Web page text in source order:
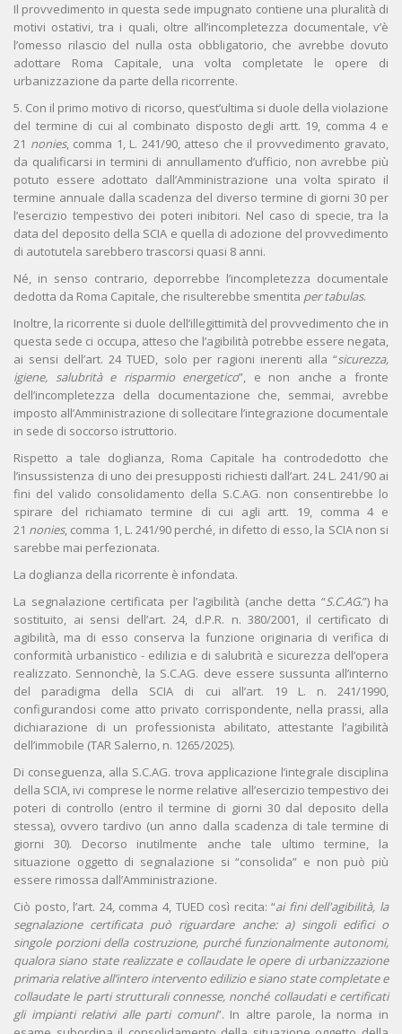
Il provvedimento in questa sede impugnato contiene una pluralità di
motivi ostativi, tra i quali, oltre all’incompletezza documentale, v’è
l’omesso rilascio del nulla osta obbligatorio, che avrebbe dovuto
adottare Roma Capitale, una volta completate le opere di
urbanizzazione da parte della ricorrente.
5. Con il primo motivo di ricorso, quest’ultima si duole della violazione
del termine di cui al combinato disposto degli artt. 19, comma 4 e
21 nonies, comma 1, L. 241/90, atteso che il provvedimento gravato,
da qualificarsi in termini di annullamento d’ufficio, non avrebbe più
potuto essere adottato dall’Amministrazione una volta spirato il
termine annuale dalla scadenza del diverso termine di giorni 30 per
l’esercizio tempestivo dei poteri inibitori. Nel caso di specie, tra la
data del deposito della SCIA e quella di adozione del provvedimento
di autotutela sarebbero trascorsi quasi 8 anni.
Né, in senso contrario, deporrebbe l’incompletezza documentale
dedotta da Roma Capitale, che risulterebbe smentita per tabulas.
Inoltre, la ricorrente si duole dell’illegittimità del provvedimento che in
questa sede ci occupa, atteso che l’agibilità potrebbe essere negata,
ai sensi dell’art. 24 TUED, solo per ragioni inerenti alla “sicurezza,
igiene, salubrità e risparmio energetico”, e non anche a fronte
dell’incompletezza della documentazione che, semmai, avrebbe
imposto all’Amministrazione di sollecitare l’integrazione documentale
in sede di soccorso istruttorio.
Rispetto a tale doglianza, Roma Capitale ha controdedotto che
l’insussistenza di uno dei presupposti richiesti dall’art. 24 L. 241/90 ai
fini del valido consolidamento della S.C.AG. non consentirebbe lo
spirare del richiamato termine di cui agli artt. 19, comma 4 e
21 nonies, comma 1, L. 241/90 perché, in difetto di esso, la SCIA non si
sarebbe mai perfezionata.
La doglianza della ricorrente è infondata.
La segnalazione certificata per l’agibilità (anche detta “S.C.AG.”) ha
sostituito, ai sensi dell’art. 24, d.P.R. n. 380/2001, il certificato di
agibilità, ma di esso conserva la funzione originaria di verifica di
conformità urbanistico - edilizia e di salubrità e sicurezza dell’opera
realizzato. Sennonchè, la S.C.AG. deve essere sussunta all’interno
del paradigma della SCIA di cui all’art. 19 L. n. 241/1990,
configurandosi come atto privato corrispondente, nella prassi, alla
dichiarazione di un professionista abilitato, attestante l’agibilità
dell’immobile (TAR Salerno, n. 1265/2025).
Di conseguenza, alla S.C.AG. trova applicazione l’integrale disciplina
della SCIA, ivi comprese le norme relative all’esercizio tempestivo dei
poteri di controllo (entro il termine di giorni 30 dal deposito della
stessa), ovvero tardivo (un anno dalla scadenza di tale termine di
giorni 30). Decorso inutilmente anche tale ultimo termine, la
situazione oggetto di segnalazione si “consolida” e non può più
essere rimossa dall’Amministrazione.
Ciò posto, l’art. 24, comma 4, TUED così recita: “ai fini dell'agibilità, la
segnalazione certificata può riguardare anche: a) singoli edifici o
singole porzioni della costruzione, purché funzionalmente autonomi,
qualora siano state realizzate e collaudate le opere di urbanizzazione
primaria relative all’intero intervento edilizio e siano state completate e
collaudate le parti strutturali connesse, nonché collaudati e certificati
gli impianti relativi alle parti comuni”. In altre parole, la norma in